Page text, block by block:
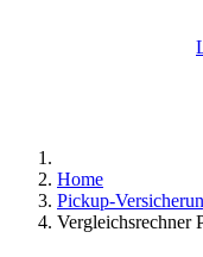
Home
Pickup-
Vergleichsrechner